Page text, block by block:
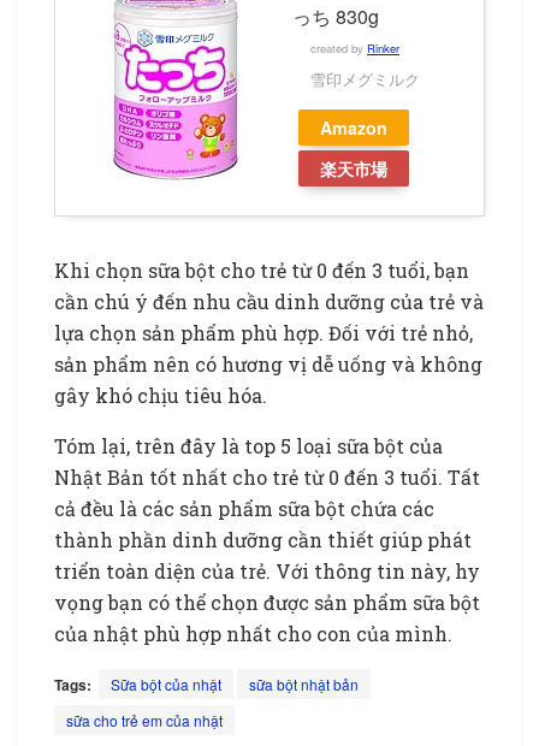
っち 830g
created by Rinker
雪印メグミルク
Amazon
楽天市場
Khi chọn sữa bột cho trẻ từ 0 đến 3 tuổi, bạn
cần chú ý đến nhu cầu dinh dưỡng của trẻ và
lựa chọn sản phẩm phù hợp. Đối với trẻ nhỏ,
sản phẩm nên có hương vị dễ uống và không
gây khó chịu tiêu hóa.
Tóm lại, trên đây là top 5 loại sữa bột của
Nhật Bản tốt nhất cho trẻ từ 0 đến 3 tuổi. Tất
cả đều là các sản phẩm sữa bột chứa các
thành phần dinh dưỡng cần thiết giúp phát
triển toàn diện của trẻ. Với thông tin này, hy
vọng bạn có thể chọn được sản phẩm sữa bột
của nhật phù hợp nhất cho con của mình.
Tags: Sữa bột của nhật
sữa bột nhật bản
sữa cho trẻ em của nhật